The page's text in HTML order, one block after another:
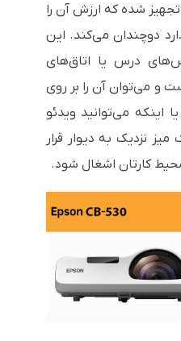
شده که ارزش آن را
دوچندان می‌کند. این
درس یا اتاق‌های
و می‌توان آن را بر روی
اینکه می‌توانید ویدئو
نزدیک به دیوار قرار
کارتان اشغال شود.